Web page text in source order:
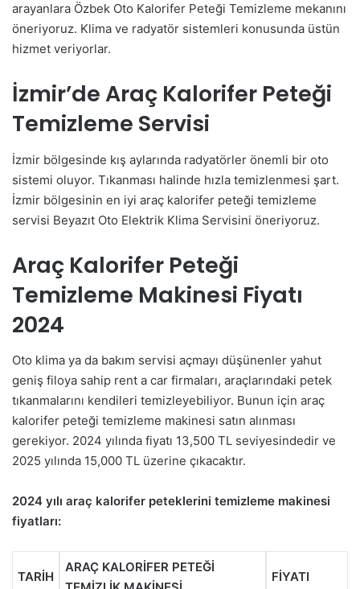
arayanlara Özbek Oto Kalorifer Peteği Temizleme mekanını
öneriyoruz. Klima ve radyatör sistemleri konusunda üstün
hizmet veriyorlar.
İzmir’de Araç Kalorifer Peteği
Temizleme Servisi
İzmir bölgesinde kış aylarında radyatörler önemli bir oto
sistemi oluyor. Tıkanması halinde hızla temizlenmesi şart.
İzmir bölgesinin en iyi araç kalorifer peteği temizleme
servisi Beyazıt Oto Elektrik Klima Servisini öneriyoruz.
Araç Kalorifer Peteği
Temizleme Makinesi Fiyatı
2024
Oto klima ya da bakım servisi açmayı düşünenler yahut
geniş filoya sahip rent a car firmaları, araçlarındaki petek
tıkanmalarını kendileri temizleyebiliyor. Bunun için araç
kalorifer peteği temizleme makinesi satın alınması
gerekiyor. 2024 yılında fiyatı 13,500 TL seviyesindedir ve
2025 yılında 15,000 TL üzerine çıkacaktır.
2024 yılı araç kalorifer peteklerini temizleme makinesi
fiyatları:
TARİH
ARAÇ KALORİFER PETEĞİ
FİYATI